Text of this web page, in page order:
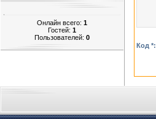
Онлайн всего: 1
Гостей: 1
Пользователей: 0
Код *: